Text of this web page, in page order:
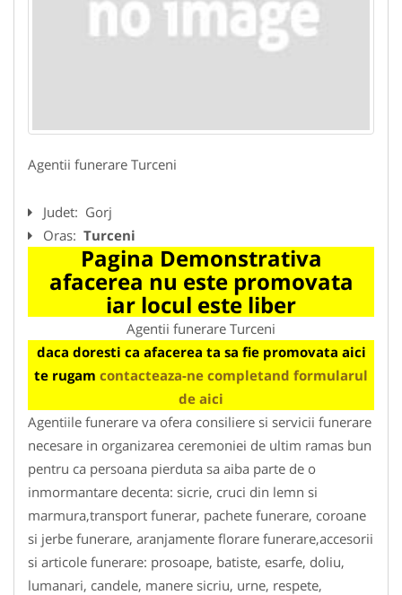
Agentii funerare Turceni
Judet: Gorj
Oras: Turceni
Pagina Demonstrativa
afacerea nu este promovata
iar locul este liber
Agentii funerare Turceni
daca doresti ca afacerea ta sa fie promovata aici
te rugam contacteaza-ne completand formularul
de aici
Agentiile funerare va ofera consiliere si servicii funerare
necesare in organizarea ceremoniei de ultim ramas bun
pentru ca persoana pierduta sa aiba parte de o
inmormantare decenta: sicrie, cruci din lemn si
marmura,transport funerar, pachete funerare, coroane
si jerbe funerare, aranjamente florare funerare,accesorii
si articole funerare: prosoape, batiste, esarfe, doliu,
lumanari, candele, manere sicriu, urne, respete,